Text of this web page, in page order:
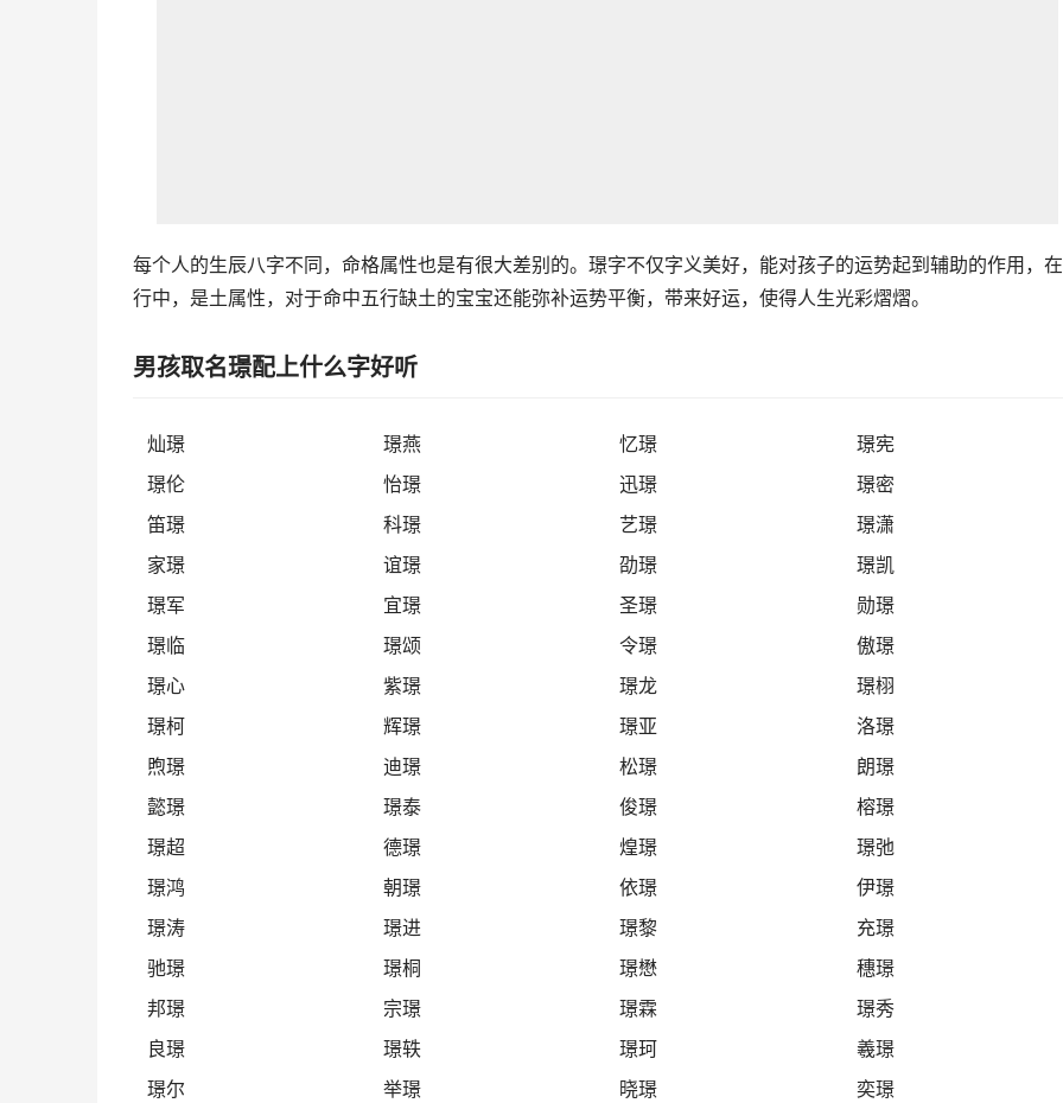
每个人的生辰八字不同，命格属性也是有很大差别的。璟字不仅字义美好，能对孩子的运势起到辅助的作用，
行中，是土属性，对于命中五行缺土的宝宝还能弥补运势平衡，带来好运，使得人生光彩熠熠。
男孩取名璟配上什么字好听
灿璟 璟燕 忆璟
璟宪
璟伦
怡璟 迅璟
璟密
笛璟
科璟 艺璟
璟潇
家璟
谊璟 劭璟
璟凯
璟军
宜璟 圣璟
勋璟
璟临
璟颂 令璟
傲璟
璟心
紫璟 璟龙
璟栩
璟柯
辉璟 璟亚
洛璟
煦璟
迪璟 松璟
朗璟
懿璟
璟泰 俊璟
榕璟
璟超
德璟 煌璟
璟弛
璟鸿
朝璟 依璟
伊璟
璟涛
璟进 璟黎
充璟
驰璟
璟桐 璟懋
穗璟
邦璟
宗璟 璟霖
璟秀
良璟
璟轶 璟珂
羲璟
璟尔
举璟 晓璟
奕璟